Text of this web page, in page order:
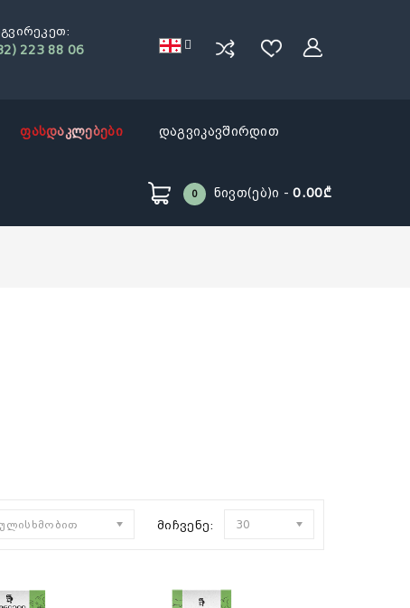
223 88 06
ფასდაკლებები დაგვიკავშირდით
0 Ნივთ(ებ)ი -0.00₾
მიჩვენე: 30